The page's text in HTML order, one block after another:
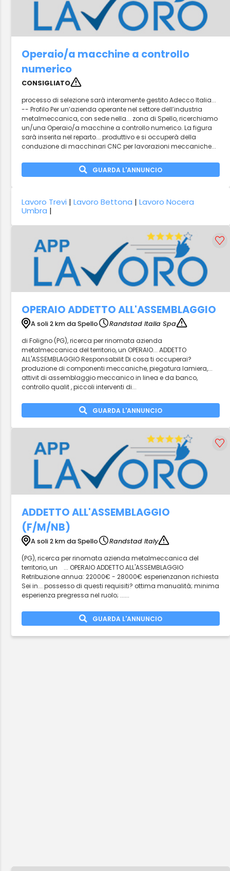
Operaio/a macchine a controllo
numerico
CONSIGLIATO
processo di selezione sarà interamente gestito Adecco Italia...
-- Profilo Per un’azienda operante nel settore dell’industria
metalmeccanica, con sede nella... zona di Spello, ricerchiamo
un/una Operaio/a macchine a controllo numerico. La figura
sarà inserita nel reparto... produttivo e si occuperà della
conduzione di macchinari CNC per lavorazioni meccaniche...
GUARDA L'ANNUNCIO
Lavoro Trevi |Lavoro Bettona |Lavoro Nocera
Umbra |
OPERAIO ADDETTO ALL'ASSEMBLAGGIO
A soli 2 km da Spello
Randstad Italia Spa
di Foligno (PG), ricerca per rinomata azienda
metalmeccanica del territorio, un OPERAIO... ADDETTO
ALL'ASSEMBLAGGIO Responsabilit Di cosa ti occuperai?
produzione di componenti meccaniche, piegatura lamiera,...
attivit di assemblaggio meccanico in linea e da banco,
controllo qualit , piccoli interventi di...
GUARDA L'ANNUNCIO
ADDETTO ALL'ASSEMBLAGGIO
(F/M/NB)
A soli 2 km da Spello
Randstad Italy
(PG), ricerca per rinomata azienda metalmeccanica del
territorio, un ... OPERAIO ADDETTO ALL'ASSEMBLAGGIO
Retribuzione annua: 22000€ - 28000€ esperienzanon richiesta
Sei in... possesso di questi requisiti? ottima manualità; minima
esperienza pregressa nel ruolo; ......
GUARDA L'ANNUNCIO